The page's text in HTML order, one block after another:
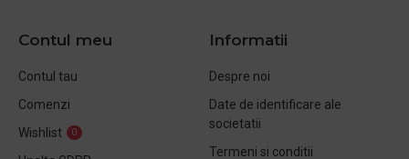
Contul meu
Contul tau
Comenzi
Wishlist
0
Informatii
Despre noi
Date de identificare ale
societatii
Termeni si conditii